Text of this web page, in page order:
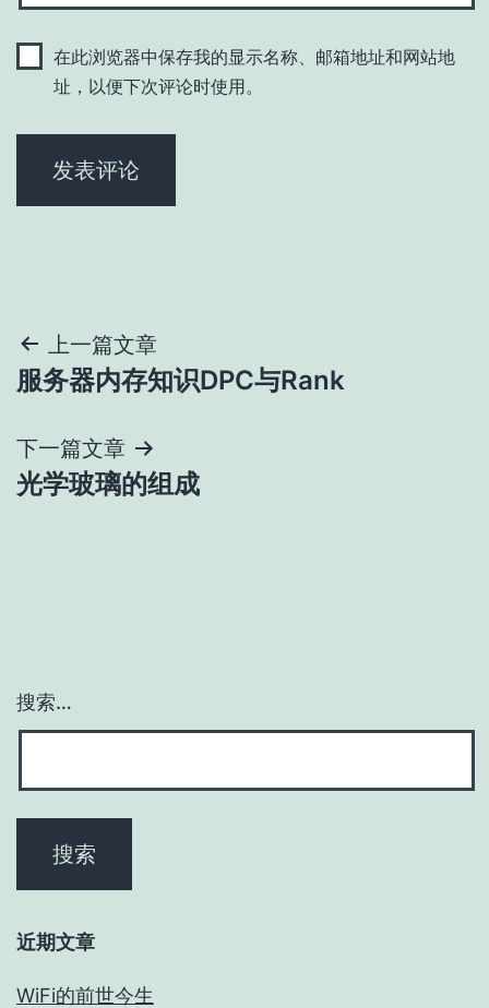
在此浏览器中保存我的显示名称、邮箱地址和网站地
址，以便下次评论时使用。
文
章
导
航
上一篇文章
服务器内存知识DPC与Rank
下一篇文章
光学玻璃的组成
搜索…
近期文章
WiFi的前世今生